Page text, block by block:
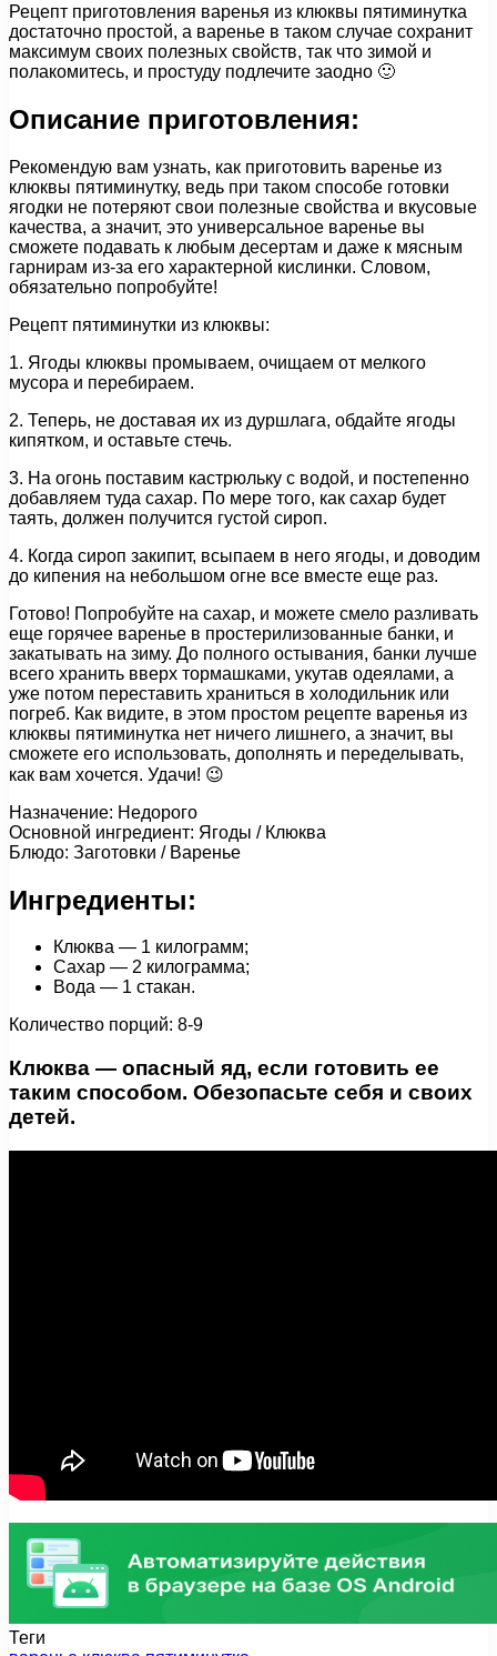
Рецепт приготовления варенья из клюквы пятиминутка
достаточно простой, а варенье в таком случае сохранит
максимум своих полезных свойств, так что зимой и
полакомитесь, и простуду подлечите заодно 🙂
Описание приготовления:
Рекомендую вам узнать, как приготовить варенье из
клюквы пятиминутку, ведь при таком способе готовки
ягодки не потеряют свои полезные свойства и вкусовые
качества, а значит, это универсальное варенье вы
сможете подавать к любым десертам и даже к мясным
гарнирам из-за его характерной кислинки. Словом,
обязательно попробуйте!
Рецепт пятиминутки из клюквы:
1. Ягоды клюквы промываем, очищаем от мелкого
мусора и перебираем.
2. Теперь, не доставая их из дуршлага, обдайте ягоды
кипятком, и оставьте стечь.
3. На огонь поставим кастрюльку с водой, и постепенно
добавляем туда сахар. По мере того, как сахар будет
таять, должен получится густой сироп.
4. Когда сироп закипит, всыпаем в него ягоды, и доводим
до кипения на небольшом огне все вместе еще раз.
Готово! Попробуйте на сахар, и можете смело разливать
еще горячее варенье в простерилизованные банки, и
закатывать на зиму. До полного остывания, банки лучше
всего хранить вверх тормашками, укутав одеялами, а
уже потом переставить храниться в холодильник или
погреб. Как видите, в этом простом рецепте варенья из
клюквы пятиминутка нет ничего лишнего, а значит, вы
сможете его использовать, дополнять и переделывать,
как вам хочется. Удачи! 😉
Назначение: Недорого
Основной ингредиент: Ягоды / Клюква
Блюдо: Заготовки / Варенье
Ингредиенты:
Клюква — 1 килограмм;
Сахар — 2 килограмма;
Вода — 1 стакан.
Количество порций: 8-9
Клюква — опасный яд, если готовить ее
таким способом. Обезопасьте себя и своих
детей.
Теги